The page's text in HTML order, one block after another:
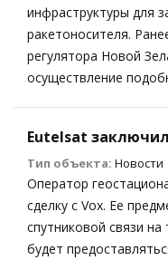
инфраструктуры для
ракетоносителя.
регулятора Новой
осуществление
Eutelsat
Тип объекта: Новости
Оператор
сделку с Vox. Ее
спутниковой связи
будет